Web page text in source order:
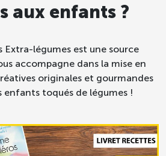
aux enfants ?
Extra-légumes est une source
accompagne dans la mise en
originales et gourmandes
enfants toqués de légumes !